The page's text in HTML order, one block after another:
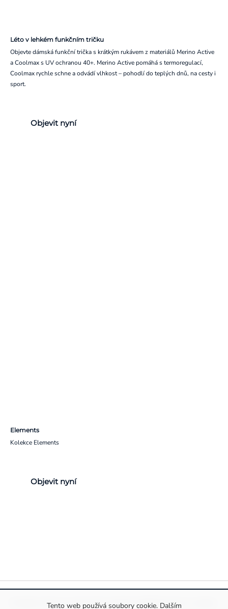
Tento web používá soubory cookie. Dalším
Léto v lehkém funkčním tričku
Objevte dámská funkční trička s krátkým rukávem z materiálů Merino Active
a Coolmax s UV ochranou 40+. Merino Active pomáhá s termoregulací,
Coolmax rychle schne a odvádí vlhkost – pohodlí do teplých dnů, na cesty i
sport.
Objevit nyní
Elements
Kolekce Elements
Objevit nyní
Pravidla ochrany a zpracování osobních údajůInformace o cookies